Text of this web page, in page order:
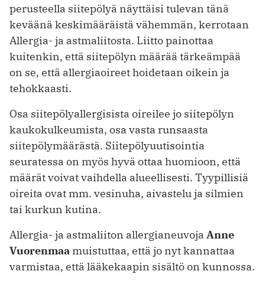
perusteella siitepölyä näyttäisi tulevan tänä
keväänä keskimääräistä vähemmän, kerrotaan
Allergia- ja astmaliitosta. Liitto painottaa
kuitenkin, että siitepölyn määrää tärkeämpää
on se, että allergiaoireet hoidetaan oikein ja
tehokkaasti.
Osa siitepölyallergisista oireilee jo siitepölyn
kaukokulkeumista, osa vasta runsaasta
siitepölymäärästä. Siitepölyuutisointia
seuratessa on myös hyvä ottaa huomioon, että
määrät voivat vaihdella alueellisesti. Tyypillisiä
oireita ovat mm. vesinuha, aivastelu ja silmien
tai kurkun kutina.
Allergia- ja astmaliiton allergianeuvoja Anne
Vuorenmaa muistuttaa, että jo nyt kannattaa
varmistaa, että lääkekaapin sisältö on kunnossa.